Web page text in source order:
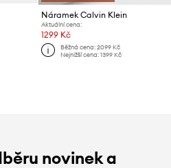
Náramek Calvin Klein
Aktuální cena:
1299 Kč
Běžná cena: 2099 Kč
Nejnižší cena: 1399 Kč
novinek a